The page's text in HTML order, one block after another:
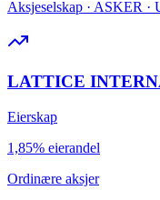
Aksjeselskap · ASKER ·
LATTICE
Eierskap
1,85% eierandel
Ordinære aksjer